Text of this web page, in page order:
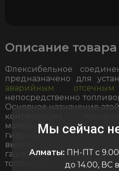
Описание товара
Флексибельное
предназначено для
аварийным
непосредственно
Основное назначение
компенсация
материалов ТРК,
гидравлической
выключении насоса
гашение
топливораздаточной
Мы сейчас
Алматы: ПН-ПТ с 9.00
до 14.00, ВС